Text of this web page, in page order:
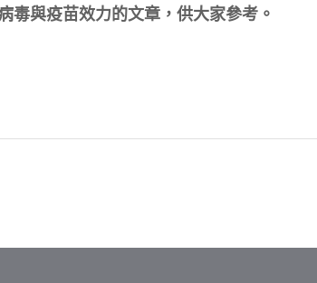
與疫苗效力的文章，供大家參考。